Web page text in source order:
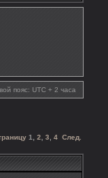
пояс: UTC + 2 часа
1 2 3 4 След.